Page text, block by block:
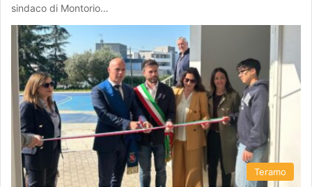
sindaco di Montorio…
Teramo